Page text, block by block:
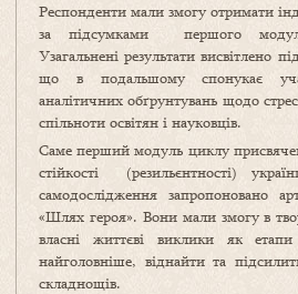
Респонденти мали змогу отримати
за підсумками першого
Узагальнені результати висвітлено
що в подальшому спонукає
аналітичних обґрунтувань щодо
спільноти освітян і науковців.
Саме перший модуль циклу
стійкості (резильєнтності)
самодослідження запропоновано
«Шлях героя». Вони мали змогу в
власні життєві виклики як
найголовніше, віднайти та
складнощів.